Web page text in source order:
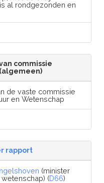
al rondgezonden en
commissie
de vaste commissie
en Wetenschap
rapport
(minister
(D66)